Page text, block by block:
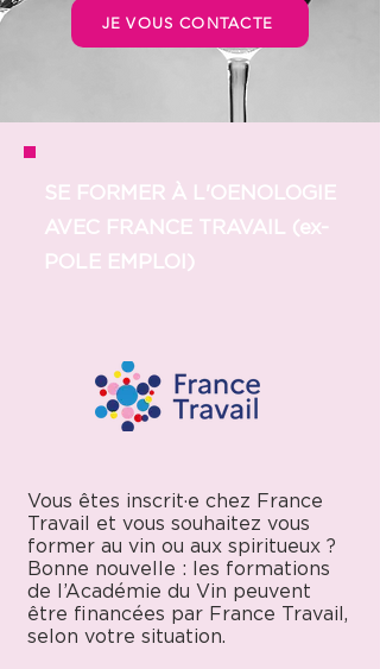
JE VOUS CONTACTE
SE FORMER À L'OENOLOGIE
AVEC FRANCE TRAVAIL (ex-
POLE EMPLOI)
Vous êtes inscrit·e chez France
Travail et vous souhaitez vous
former au vin ou aux spiritueux ?
Bonne nouvelle : les formations
de l’Académie du Vin peuvent
être financées par France Travail,
selon votre situation.